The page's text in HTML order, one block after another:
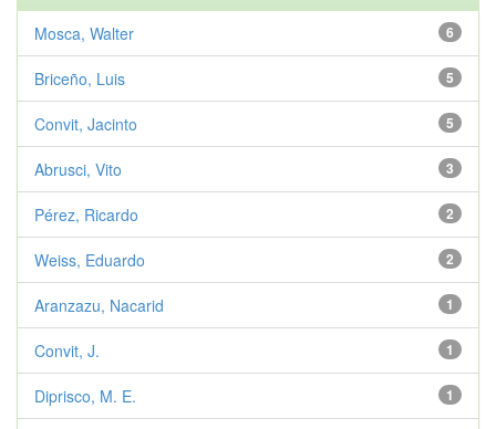
6
Mosca, Walter
5
Briceño, Luis
5
Convit, Jacinto
3
Abrusci, Vito
2
Pérez, Ricardo
2
Weiss, Eduardo
1
Aranzazu, Nacarid
1
Convit, J.
1
Diprisco, M. E.